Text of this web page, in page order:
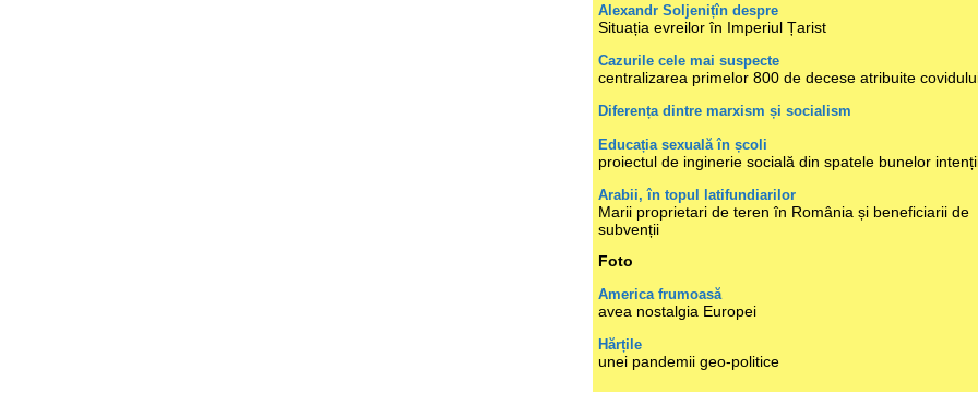
Alexandr Soljenițîn despre
Situația evreilor în Imperiul Țarist
Cazurile cele mai suspecte
centralizarea primelor 800 de decese atribuite
Diferența dintre marxism și socialism
Educația sexuală în școli
proiectul de inginerie socială din spatele bunelor
Arabii, în topul latifundiarilor
Marii proprietari de teren în România și beneficiarii de
subvenții
Foto
America frumoasă
avea nostalgia Europei
Hărțile
unei pandemii geo-politice